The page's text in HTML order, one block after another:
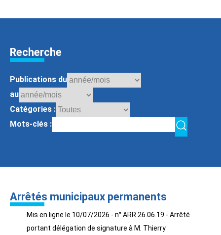
Recherche
Publications du
au
Catégories :
Mots-clés :
Arrêtés municipaux permanents
Mis en ligne le 10/07/2026 - n° ARR 26.06.19 - Arrêté
portant délégation de signature à M. Thierry